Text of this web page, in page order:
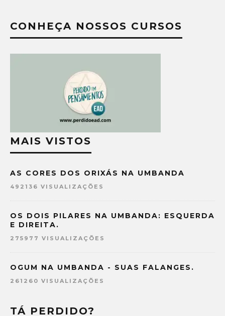
CONHEÇA NOSSOS CURSOS
MAIS VISTOS
AS CORES DOS ORIXÁS NA UMBANDA
492136 VISUALIZAÇÕES
OS DOIS PILARES NA UMBANDA: ESQUERDA
E DIREITA.
275977 VISUALIZAÇÕES
OGUM NA UMBANDA - SUAS FALANGES.
261260 VISUALIZAÇÕES
TÁ PERDIDO?